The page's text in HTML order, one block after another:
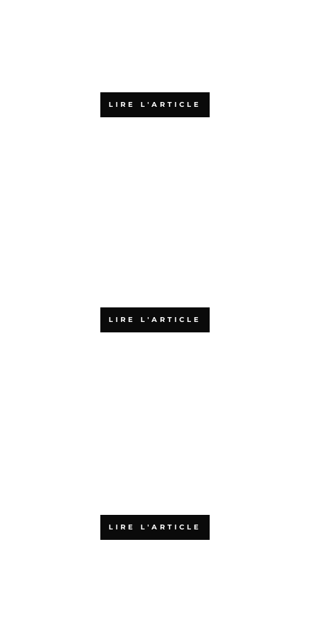
LIRE L'ARTICLE
LIRE L'ARTICLE
LIRE L'ARTICLE